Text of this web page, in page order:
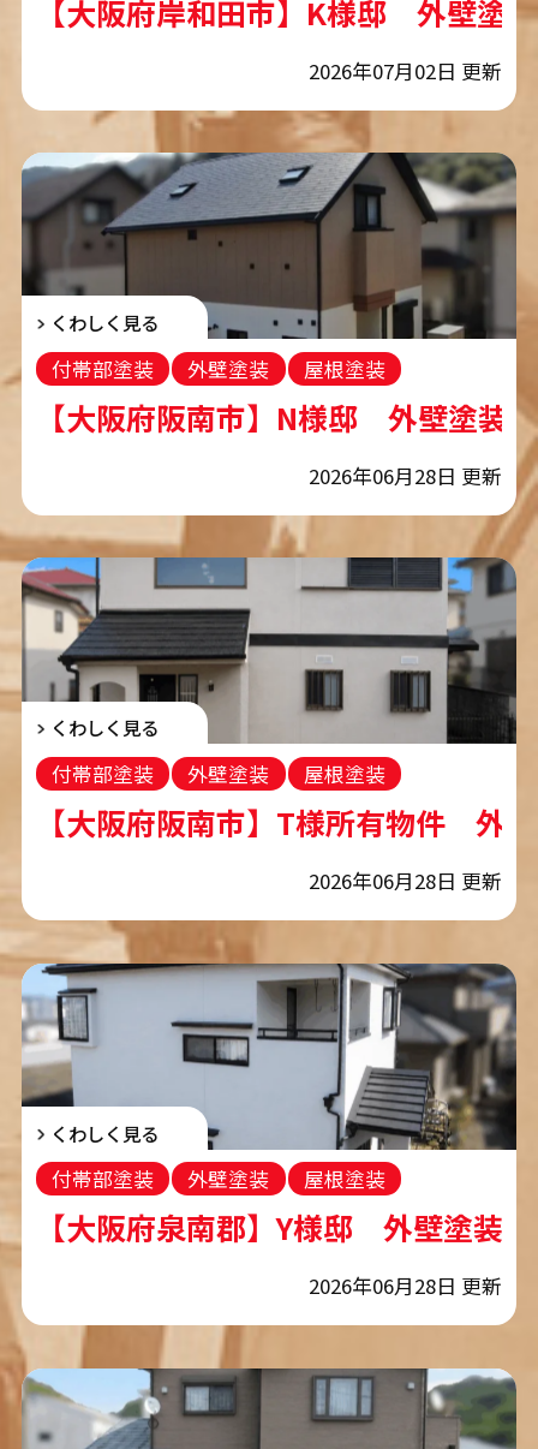
【大阪府岸和田市】K様邸 外壁塗
2026年07月02日 更新
くわしく見る
【大阪府阪南市】N様邸 外壁塗装
2026年06月28日 更新
付帯部塗装 外壁塗装
屋根塗装
コーキング工事
くわしく見る
【大阪府阪南市】T様所有物件 外
2026年06月28日 更新
付帯部塗装 外壁塗装
屋根塗装
コーキング工事
くわしく見る
【大阪府泉南郡】Y様邸 外壁塗装
2026年06月28日 更新
付帯部塗装 外壁塗装
屋根塗装
コーキング工事